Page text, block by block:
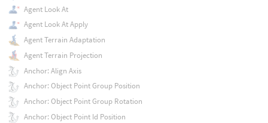
Agent Look At
Agent Look At Apply
Agent Terrain Adaptation
Agent Terrain Projection
Anchor: Align Axis
Anchor: Object Point Group Position
Anchor: Object Point Group Rotation
Anchor: Object Point Id Position